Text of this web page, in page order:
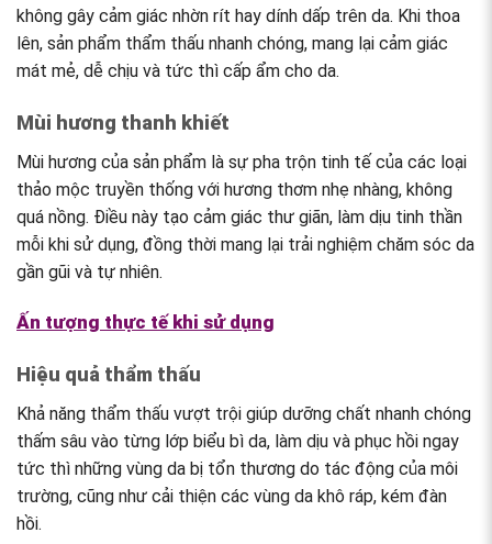
không gây cảm giác nhờn rít hay dính dấp trên da. Khi thoa
lên, sản phẩm thẩm thấu nhanh chóng, mang lại cảm giác
mát mẻ, dễ chịu và tức thì cấp ẩm cho da.
Mùi hương thanh khiết
Mùi hương của sản phẩm là sự pha trộn tinh tế của các loại
thảo mộc truyền thống với hương thơm nhẹ nhàng, không
quá nồng. Điều này tạo cảm giác thư giãn, làm dịu tinh thần
mỗi khi sử dụng, đồng thời mang lại trải nghiệm chăm sóc da
gần gũi và tự nhiên.
Ấn tượng thực tế khi sử dụng
Hiệu quả thẩm thấu
Khả năng thẩm thấu vượt trội giúp dưỡng chất nhanh chóng
thấm sâu vào từng lớp biểu bì da, làm dịu và phục hồi ngay
tức thì những vùng da bị tổn thương do tác động của môi
trường, cũng như cải thiện các vùng da khô ráp, kém đàn
hồi.